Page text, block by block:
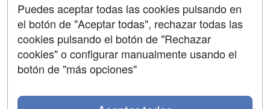
Grupo formazion:
Puedes aceptar todas las cookies pulsando en
el botón de "Aceptar todas", rechazar todas las
cookies pulsando el botón de "Rechazar
cookies" o configurar manualmente usando el
botón de "más opciones"